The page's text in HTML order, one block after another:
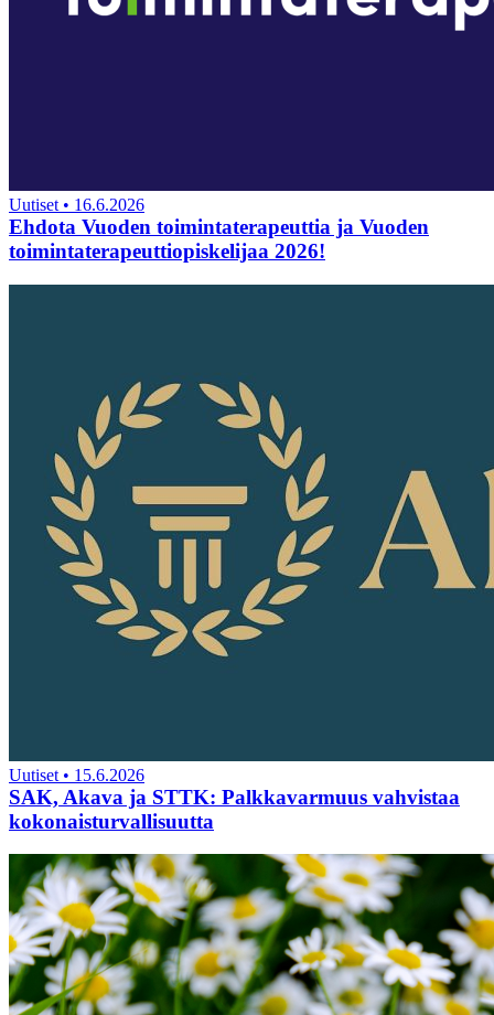
Uutiset • 16.6.2026
Ehdota Vuoden toimintaterapeuttia ja Vuoden
toimintaterapeuttiopiskelijaa 2026!
Uutiset • 15.6.2026
SAK, Akava ja STTK: Palkkavarmuus vahvistaa
kokonaisturvallisuutta